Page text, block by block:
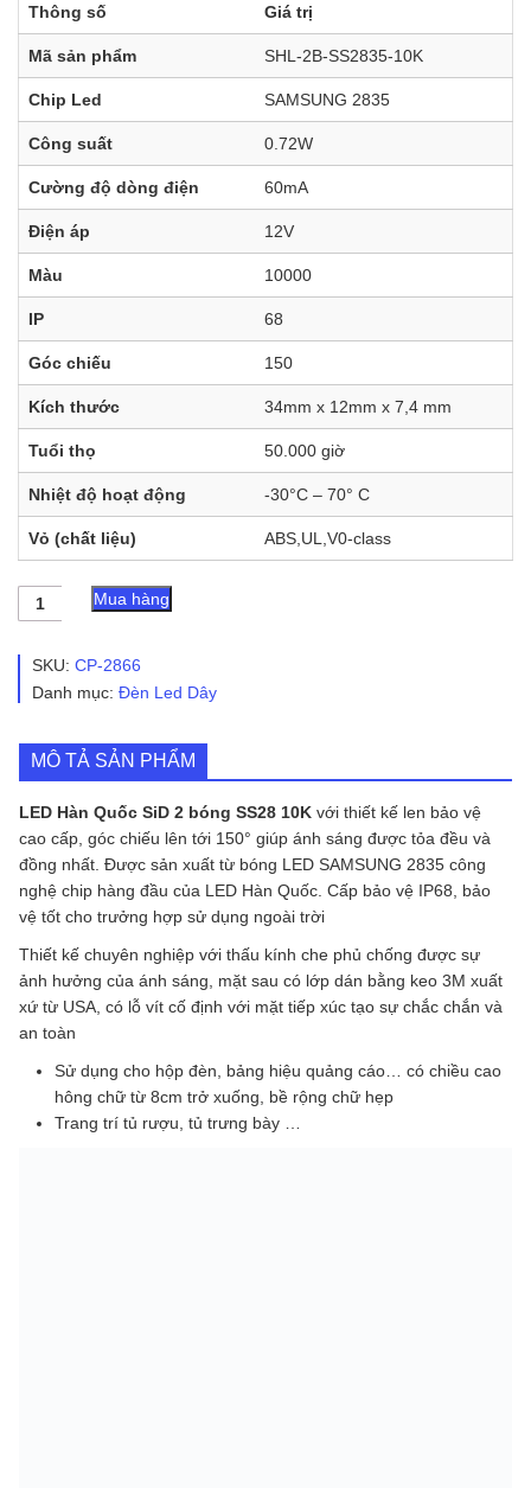
Thông số Giá trị
Mã sản phẩm SHL-2B-SS2835-10K
Chip Led SAMSUNG 2835
Công suất 0.72W
Cường độ dòng điện 60mA
Điện áp 12V
Màu 10000
IP 68
Góc chiếu 150
Kích thước 34mm x 12mm x 7,4 mm
Tuổi thọ 50.000 giờ
Nhiệt độ hoạt động -30°C – 70° C
Vỏ (chất liệu) ABS,UL,V0-class
LED
Hàn
SiD
bóng
10K
SHL-
2B-
SS2835-
số
lượng
Mua hàng
SKU: CP-2866
Danh mục: Đèn Led Dây
MÔ TẢ SẢN PHẨM
LED Hàn Quốc SiD 2 bóng SS28 10K với thiết kế len bảo vệ
cao cấp, góc chiếu lên tới 150° giúp ánh sáng được tỏa đều và
đồng nhất. Được sản xuất từ bóng LED SAMSUNG 2835 công
nghệ chip hàng đầu của LED Hàn Quốc. Cấp bảo vệ IP68, bảo
vệ tốt cho trưởng hợp sử dụng ngoài trời
Thiết kế chuyên nghiệp với thấu kính che phủ chống được sự
ảnh hưởng của ánh sáng, mặt sau có lớp dán bằng keo 3M xuất
xứ từ USA, có lỗ vít cố định với mặt tiếp xúc tạo sự chắc chắn và
an toàn
Sử dụng cho hộp đèn, bảng hiệu quảng cáo… có chiều cao
hông chữ từ 8cm trở xuống, bề rộng chữ hẹp
Trang trí tủ rượu, tủ trưng bày …